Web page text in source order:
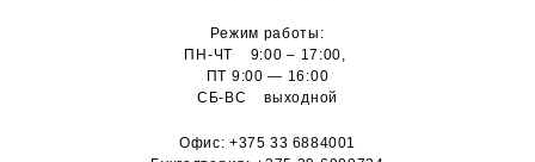
Режим работы:
ПН-ЧТ 9:00 – 17:00,
ПТ 9:00 — 16:00
СБ-ВС выходной
Офис:+375 33 6884001